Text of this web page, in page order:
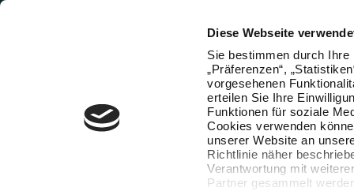
Diese Webseite
Sie bestimmen durch
„Präferenzen“,
vorgesehenen
erteilen Sie Ihre
Funktionen für soziale
Cookies verwenden
unserer Website an
Richtlinie näher
Verantwortung mit
Partner gesammelt